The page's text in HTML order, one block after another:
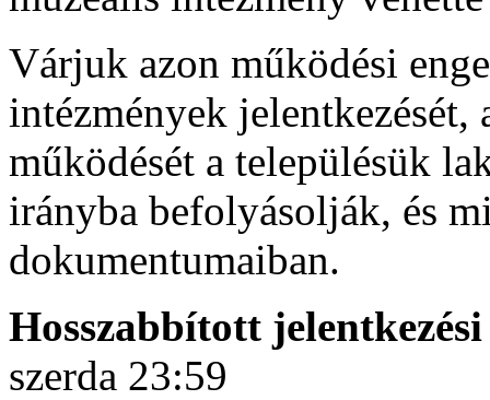
Várjuk azon működési
intézmények jelentkezését,
működését a településük
irányba befolyásolják, és
dokumentumaiban.
Hosszabbított
szerda 23:59